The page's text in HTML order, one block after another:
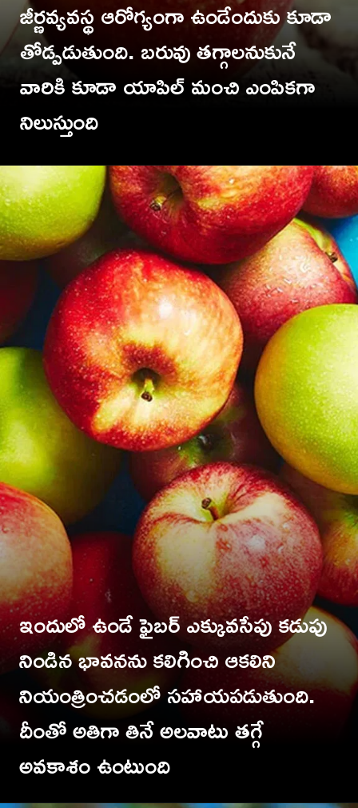
జీర్ణవ్యవస్థ ఆరోగ్యంగా ఉండేందుకు కూడా
తోడ్పడుతుంది. బరువు తగ్గాలనుకునే
వారికి కూడా యాపిల్ మంచి ఎంపికగా
TV9 Telugu
ఇందులో ఉండే ఫైబర్ ఎక్కువసేపు కడుపు
నిండిన భావనను కలిగించి ఆకలిని
నియంత్రించడంలో సహాయపడుతుంది.
దీంతో అతిగా తినే అలవాటు తగ్గే
అవకాశం ఉంటుంది